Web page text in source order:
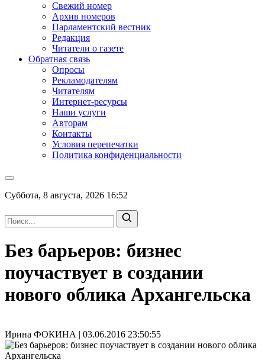
Свежий номер
Архив номеров
Парламентский вестник
Редакция
Читатели о газете
Обратная связь
Опросы
Рекламодателям
Читателям
Интернет-ресурсы
Наши услуги
Авторам
Контакты
Условия перепечатки
Политика конфиденциальности
Суббота, 8 августа, 2026 16:52
Без барьеров: бизнес
поучаствует в создании
нового облика Архангельска
Ирина ФОКИНА | 03.06.2016 23:50:55